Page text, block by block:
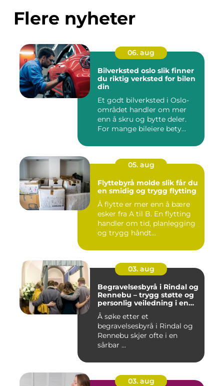
Flere nyheter
06. aug
Bilverksted oslo slik finner
du riktig verksted for bilen
din
Et godt bilverksted i Oslo-
området handler om mer
enn å skru og bytte deler.
For mange bileiere bety...
05. aug
Flyttebyrå molde slik får du
en smidig og trygg flytting
Å flytte er mer enn å bære
esker fra A til B. En flytting
handler om tid, planlegging
og trygg håndt...
03. aug
Begravelsesbyrå i Rindal og
Rennebu – trygg støtte og
personlig veiledning i en
vanskelig tid
Å søke etter et
begravelsesbyrå i Rindal og
Rennebu skjer ofte i en
sårbar ...
03. aug